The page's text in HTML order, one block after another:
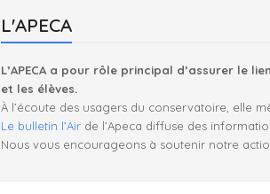
L'APECA
L’APECA a pour rôle principal d’assurer le
et les élèves.
À l’écoute des usagers du conservatoire, elle
Le bulletin l’Air de l’Apeca diffuse des
Nous vous encourageons à soutenir notre